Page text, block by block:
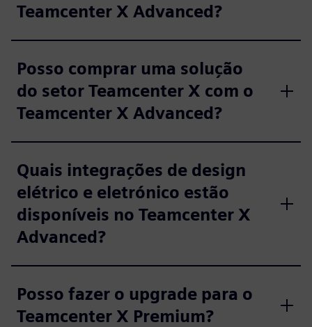
Teamcenter X Advanced?
Posso comprar uma solução
do setor Teamcenter X com o
Teamcenter X Advanced?
Quais integrações de design
elétrico e eletrónico estão
disponíveis no Teamcenter X
Advanced?
Posso fazer o upgrade para o
Teamcenter X Premium?